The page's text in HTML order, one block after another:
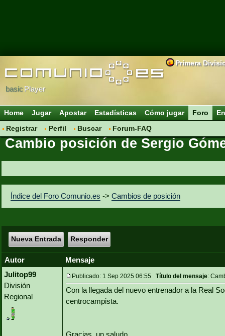
Primera
basicPlayer
Home Jugar Apostar Estadísticas Cómo jugar
Foro
Registrar
Perfil Buscar Forum-FAQ
Cambio posición de Sergio
Índice del Foro Comunio.es ->Cambios de posición
Nueva Entrada Responder
Autor
Mensaje
Julitop99
División
Regional
Publicado: 1 Sep 2025 06:55 Título del mensaje:
Con la llegada del nuevo entrenador a la Real
centrocampista.